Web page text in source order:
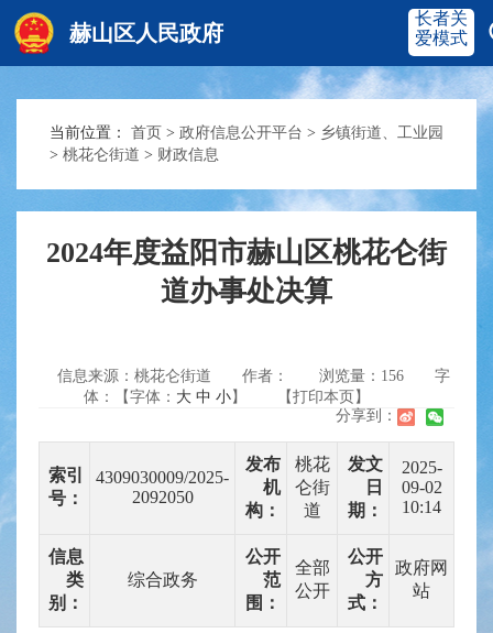
赫山区人民政府
赫山首页 奋进赫山
信息公开
互动交流
长者关
爱模式
当前位置： 首页 > 政府信息公开平台 > 乡镇街道、工业园
> 桃花仑街道 > 财政信息
2024年度益阳市赫山区桃花仑街
道办事处决算
信息来源：桃花仑街道 作者： 浏览量： 156
字
体：【字体： 大 中 小】
【打印本页】
分享到：
索引
号：
4309030009/2025-
2092050
发布
机
构：
桃花
仑街
道
发文
日
期：
2025-
09-02
10:14
信息
类
别：
综合政务
公开
范
围：
全部
公开
公开
方
式：
政府网
站